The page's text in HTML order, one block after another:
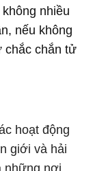
nhiều
nếu không
chắc chắn tử
hoạt động
giới và hải
những nơi